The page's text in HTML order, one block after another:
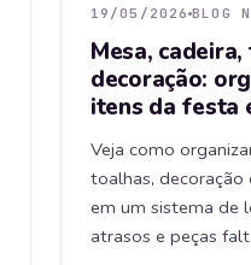
19/05/2026 BLOG
Mesa,
decoração:
itens da festa
Veja como
toalhas,
em um sistema de
atrasos e peças